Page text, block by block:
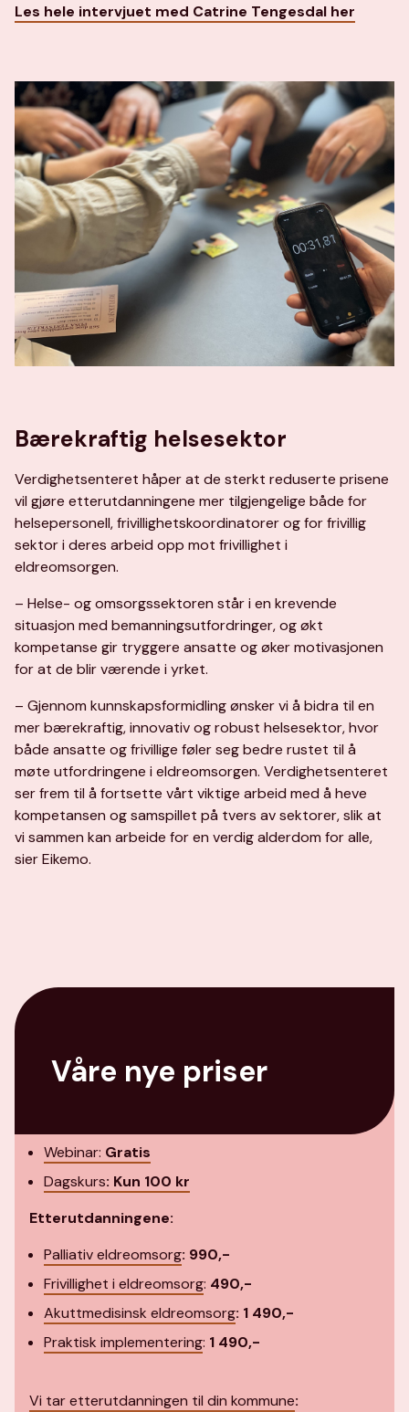
Les hele intervjuet med Catrine Tengesdal her
Bærekraftig helsesektor
Verdighetsenteret håper at de sterkt reduserte prisene
vil gjøre etterutdanningene mer tilgjengelige både for
helsepersonell, frivillighetskoordinatorer og for frivillig
sektor i deres arbeid opp mot frivillighet i
eldreomsorgen.
– Helse- og omsorgssektoren står i en krevende
situasjon med bemanningsutfordringer, og økt
kompetanse gir tryggere ansatte og øker motivasjonen
for at de blir værende i yrket.
– Gjennom kunnskapsformidling ønsker vi å bidra til en
mer bærekraftig, innovativ og robust helsesektor, hvor
både ansatte og frivillige føler seg bedre rustet til å
møte utfordringene i eldreomsorgen. Verdighetsenteret
ser frem til å fortsette vårt viktige arbeid med å heve
kompetansen og samspillet på tvers av sektorer, slik at
vi sammen kan arbeide for en verdig alderdom for alle,
sier Eikemo.
Våre nye priser
Webinar: Gratis
Dagskurs: Kun 100 kr
Etterutdanningene:
Palliativ eldreomsorg: 990,-
Frivillighet i eldreomsorg: 490,-
Akuttmedisinsk eldreomsorg: 1 490,-
Praktisk implementering: 1 490,-
Vi tar etterutdanningen til din kommune: